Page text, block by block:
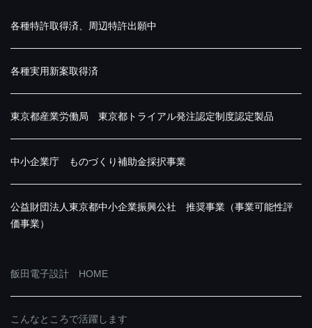
各種特許取得済、周辺特許出願中
各種実用新案取得済
東京都産業労働局 東京都トライアル発注認定制度認定製品
中小企業庁 ものづくり補助金採択事業
公益財団法人東京都中小企業振興公社 推奨事業（事業可能性評
価事業）
飯田電子設計 HOME
こんなところで活躍します